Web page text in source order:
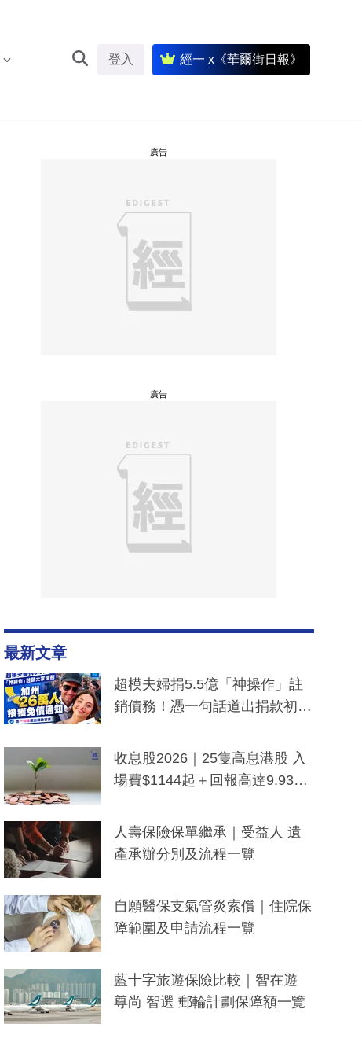
登入 經一 x《華爾街日報》
廣告
廣告
最新文章
超模夫婦捐5.5億「神操作」註
銷債務！憑一句話道出捐款初
一度被誤當詐騙手段
收息股2026｜25隻高息港股 入
場費$1144起＋回報高達9.93
人壽保險保單繼承｜受益人 遺
產承辦分別及流程一覽
自願醫保支氣管炎索償｜住院保
障範圍及申請流程一覽
藍十字旅遊保險比較｜智在遊
尊尚 智選 郵輪計劃保障額一覽